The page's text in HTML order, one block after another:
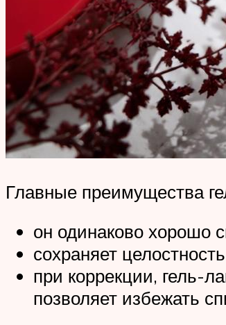
Главные преимущества
он одинаково хорошо
сохраняет
при коррекции, гель-
позволяет избежать